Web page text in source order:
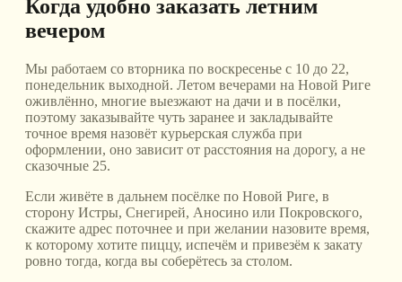
Когда удобно заказать летним
вечером
Мы работаем со вторника по воскресенье с 10 до 22,
понедельник выходной. Летом вечерами на Новой Риге
оживлённо, многие выезжают на дачи и в посёлки,
поэтому заказывайте чуть заранее и закладывайте
точное время назовёт курьерская служба при
оформлении, оно зависит от расстояния на дорогу, а не
сказочные 25.
Если живёте в дальнем посёлке по Новой Риге, в
сторону Истры, Снегирей, Аносино или Покровского,
скажите адрес поточнее и при желании назовите время,
к которому хотите пиццу, испечём и привезём к закату
ровно тогда, когда вы соберётесь за столом.